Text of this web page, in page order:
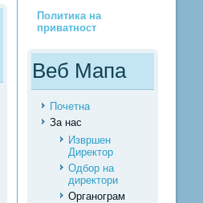
Политика на
приватност
Веб Мапа
Почетна
За нас
Извршен
Директор
Одбор на
директори
Органограм